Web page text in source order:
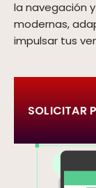
la navegación
modernas,
impulsar tus
SOLICITAR